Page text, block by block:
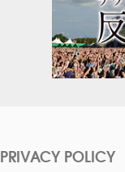
PRIVACY POLICY